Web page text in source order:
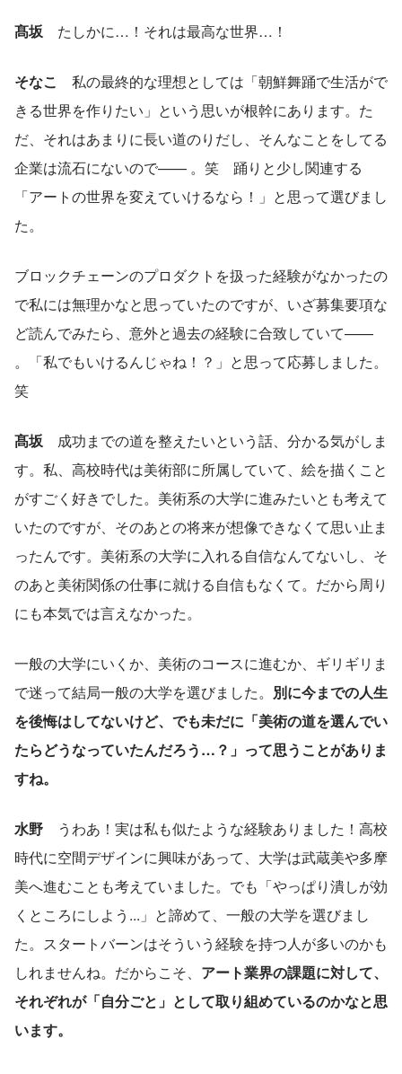
髙坂 たしかに…！それは最高な世界…！
そなこ
私の最終的な理想としては「朝鮮舞踊で生活がで
きる世界を作りたい」という思いが根幹にあります。た
だ、それはあまりに長い道のりだし、そんなことをしてる
企業は流石にないので—— 。笑　踊りと少し関連する
「アートの世界を変えていけるなら！」と思って選びまし
た。
ブロックチェーンのプロダクトを扱った経験がなかったの
で私には無理かなと思っていたのですが、いざ募集要項な
ど読んでみたら、意外と過去の経験に合致していて——
。「私でもいけるんじゃね！？」と思って応募しました。
笑
髙坂 成功までの道を整えたいという話、分かる気がしま
す。私、高校時代は美術部に所属していて、絵を描くこと
がすごく好きでした。美術系の大学に進みたいとも考えて
いたのですが、そのあとの将来が想像できなくて思い止ま
ったんです。美術系の大学に入れる自信なんてないし、そ
のあと美術関係の仕事に就ける自信もなくて。だから周り
にも本気では言えなかった。
一般の大学にいくか、美術のコースに進むか、ギリギリま
で迷って結局一般の大学を選びました。 別に今までの人生
を後悔はしてないけど、でも未だに「美術の道を選んでい
たらどうなっていたんだろう…？」って思うことがありま
すね。
水野 うわあ！実は私も似たような経験ありました！高校
時代に空間デザインに興味があって、大学は武蔵美や多摩
美へ進むことも考えていました。でも「やっぱり潰しが効
くところにしよう...」と諦めて、一般の大学を選びまし
た。スタートバーンはそういう経験を持つ人が多いのかも
しれませんね。だからこそ、 アート業界の課題に対して、
それぞれが「自分ごと」として取り組めているのかなと思
います。